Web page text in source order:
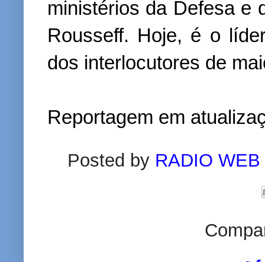
ministérios da Defesa e
Rousseff. Hoje, é o
dos interlocutores de
Reportagem em
Posted by RADIO